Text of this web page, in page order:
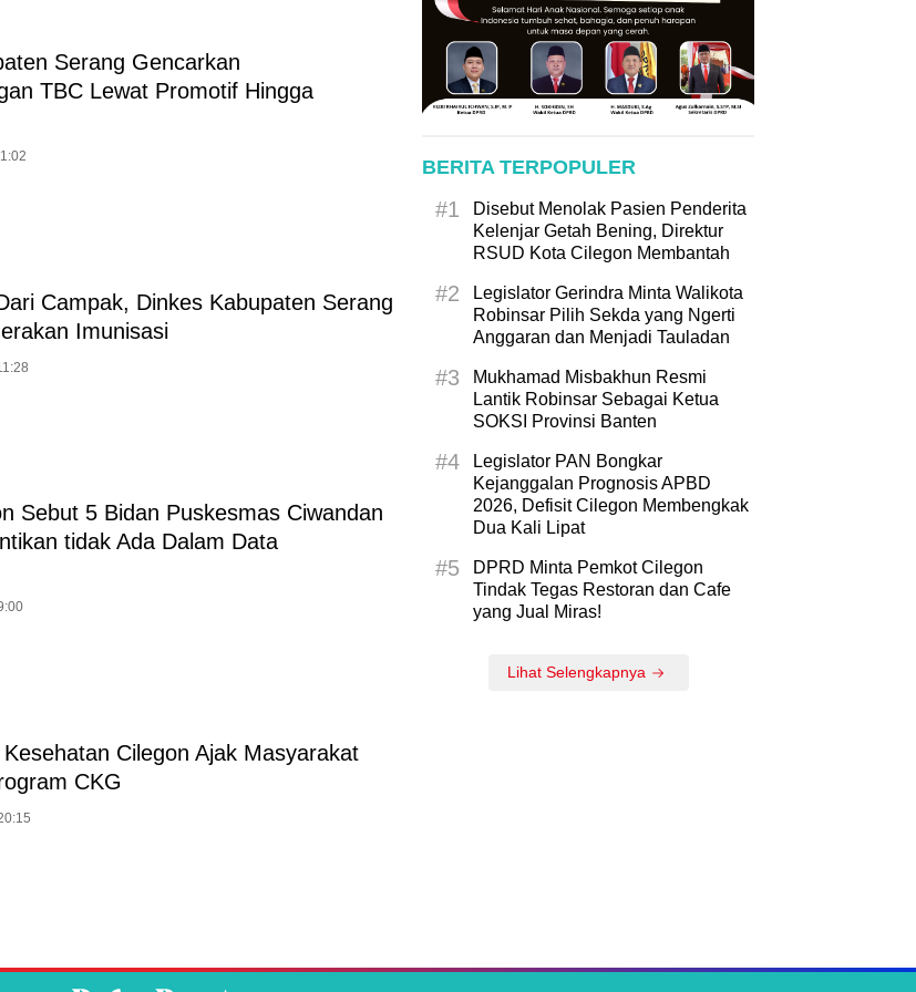
Serang Gencarkan
TBC Lewat Promotif Hingga
Campak, Dinkes Kabupaten Serang
Imunisasi
Sebut 5 Bidan Puskesmas Ciwandan
tidak Ada Dalam Data
Cilegon Ajak Masyarakat
CKG
BERITA TERPOPULER
#1
Disebut Menolak Pasien Penderita
Kelenjar Getah Bening, Direktur
RSUD Kota Cilegon Membantah
#2
Legislator Gerindra Minta Walikota
Robinsar Pilih Sekda yang Ngerti
Anggaran dan Menjadi Tauladan
#3
Mukhamad Misbakhun Resmi
Lantik Robinsar Sebagai Ketua
SOKSI Provinsi Banten
#4
Legislator PAN Bongkar
Kejanggalan Prognosis APBD
2026, Defisit Cilegon Membengkak
Dua Kali Lipat
#5
DPRD Minta Pemkot Cilegon
Tindak Tegas Restoran dan Cafe
yang Jual Miras!
Lihat Selengkapnya